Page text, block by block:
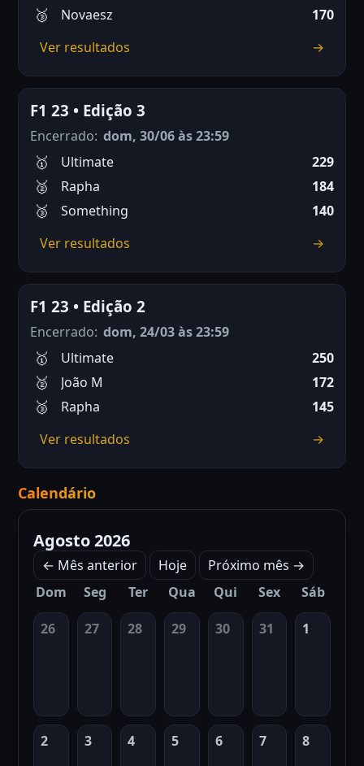
Novaesz
170
Ver resultados
→
F1 23 • Edição 3
Encerrado: dom, 30/06 às 23:59
Ultimate
229
Rapha
184
Something
140
Ver resultados
→
F1 23 • Edição 2
Encerrado: dom, 24/03 às 23:59
Ultimate
250
João M
172
Rapha
145
Ver resultados
→
Calendário
Agosto 2026
← Mês anterior Hoje
Próximo mês →
Dom
Seg Ter Qua Qui Sex Sáb
26 27 28 29 30 31 1
2 3 4 5 6 7 8